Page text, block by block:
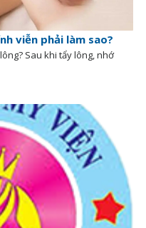
viễn phải làm sao?
Sau khi tẩy lông, nhớ